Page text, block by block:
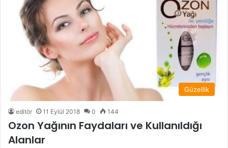
Güzellik
editör 11 Eylül 2018 0 144
Ozon Yağının Faydaları ve Kullanıldığı
Alanlar